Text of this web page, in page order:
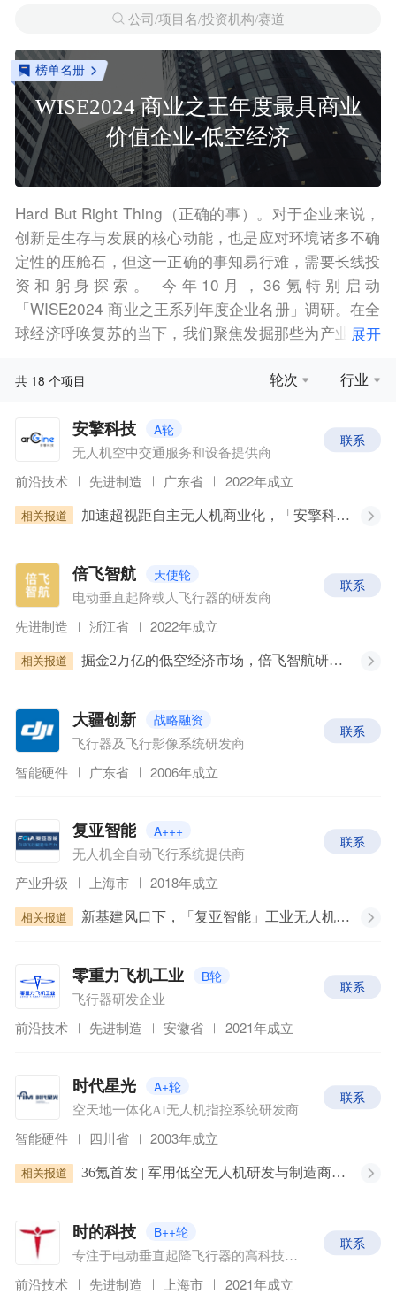
公司/项目名/投资机构/赛道
榜单名册
WISE2024 商业之王年度最具商业
价值企业-低空经济
Hard But Right Thing（正确的事）。对于企业来说，
创新是生存与发展的核心动能，也是应对环境诸多不确
定性的压舱石，但这一正确的事知易行难，需要长线投
资和躬身探索。 今年10月，36氪特别启动
「WISE2024 商业之王系列年度企业名册」调研。在全
球经济呼唤复苏的当下，我们聚焦发掘那些为产业长期
「WISE2024 商业之王年度最具商业价值企业」、
别及九大新经济领域。经过对数百家提报企业的数轮遴
选，结合专业分析师意见，我们特此正式重磅发布
「WISE2024 商业之王系列年度企业名册」。本项目集
后。
原文链接：WISE2024 年度企业发布｜正确的
展开
轮次 行业
共 18 个项目
安擎科技 A轮
无人机空中交通服务和设备提供商
联系
前沿技术 先进制造 广东省 2022年成立
相关报道 加速超视距自主无人机商业化，「安擎科技」获新一轮数千万元融资 | 36氪首发
倍飞智航 天使轮
电动垂直起降载人飞行器的研发商
联系
先进制造 浙江省 2022年成立
相关报道 掘金2万亿的低空经济市场，倍飞智航研制300+公里航程的eVTOL航空飞行器
大疆创新 战略融资
飞行器及飞行影像系统研发商
联系
智能硬件 广东省 2006年成立
复亚智能 A+++
无人机全自动飞行系统提供商
联系
产业升级 上海市 2018年成立
相关报道 新基建风口下，「复亚智能」工业无人机全自动飞行系统为巡检行业减负增效
零重力飞机工业 B轮
飞行器研发企业
联系
前沿技术 先进制造 安徽省 2021年成立
时代星光 A+轮
空天地一体化AI无人机指控系统研发商
联系
智能硬件 四川省 2003年成立
相关报道 36氪首发 | 军用低空无人机研发与制造商「时代星光」获数千万元A+轮融资
时的科技 B++轮
专注于电动垂直起降飞行器的高科技企业
联系
前沿技术 先进制造 上海市 2021年成立